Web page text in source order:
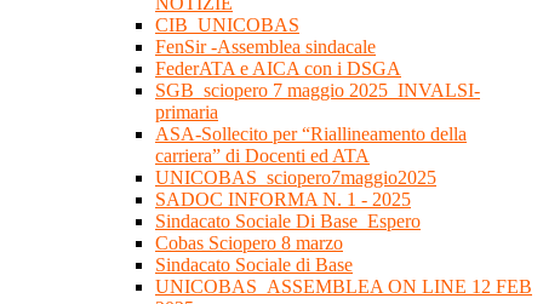
CIB_UNICOBAS
FenSir -Assemblea sindacale
FederATA e AICA con i DSGA
SGB_sciopero 7 maggio 2025_INVALSI-
primaria
ASA-Sollecito per “Riallineamento della
carriera” di Docenti ed ATA
UNICOBAS_sciopero7maggio2025
SADOC INFORMA N. 1 - 2025
Sindacato Sociale Di Base_Espero
Cobas Sciopero 8 marzo
Sindacato Sociale di Base
UNICOBAS_ASSEMBLEA ON LINE 12 FEB